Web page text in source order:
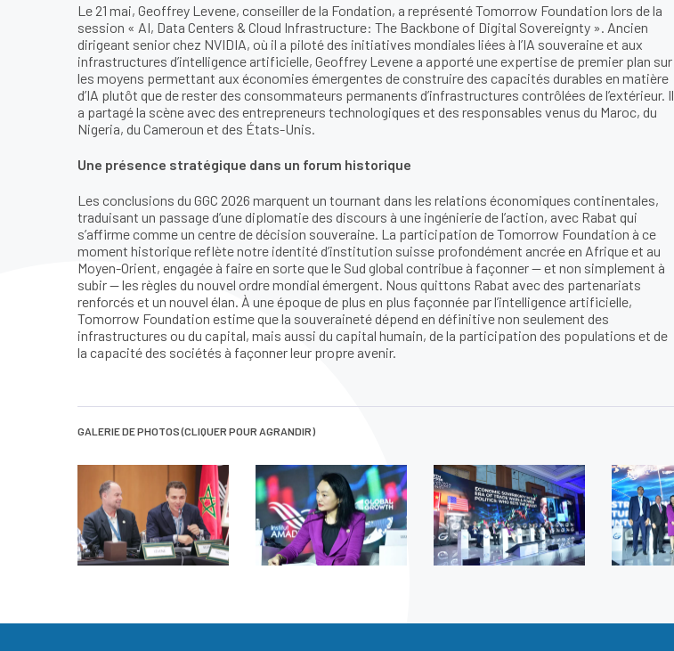
Le 21 mai, Geoffrey Levene, conseiller de la Fondation, a représenté Tomorrow Foundation lors de la
session « AI, Data Centers & Cloud Infrastructure: The Backbone of Digital Sovereignty ». Ancien
dirigeant senior chez NVIDIA, où il a piloté des initiatives mondiales liées à l’IA souveraine et aux
infrastructures d’intelligence artificielle, Geoffrey Levene a apporté une expertise de premier plan sur
les moyens permettant aux économies émergentes de construire des capacités durables en matière
d’IA plutôt que de rester des consommateurs permanents d’infrastructures contrôlées de l’extérieur. Il
a partagé la scène avec des entrepreneurs technologiques et des responsables venus du Maroc, du
Nigeria, du Cameroun et des États-Unis.
Une présence stratégique dans un forum historique
Les conclusions du GGC 2026 marquent un tournant dans les relations économiques continentales,
traduisant un passage d’une diplomatie des discours à une ingénierie de l’action, avec Rabat qui
s’affirme comme un centre de décision souveraine. La participation de Tomorrow Foundation à ce
moment historique reflète notre identité d’institution suisse profondément ancrée en Afrique et au
Moyen-Orient, engagée à faire en sorte que le Sud global contribue à façonner — et non simplement à
subir — les règles du nouvel ordre mondial émergent. Nous quittons Rabat avec des partenariats
renforcés et un nouvel élan. À une époque de plus en plus façonnée par l’intelligence artificielle,
Tomorrow Foundation estime que la souveraineté dépend en définitive non seulement des
infrastructures ou du capital, mais aussi du capital humain, de la participation des populations et de
la capacité des sociétés à façonner leur propre avenir.
GALERIE DE PHOTOS (CLIQUER POUR AGRANDIR)